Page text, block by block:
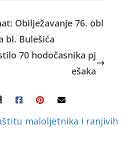
Obilježavanje 76. obl
bl. Bulešića
70 hodočasnika pj
ešaka